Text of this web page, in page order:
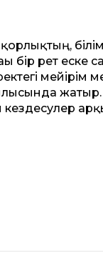
бір рет еске
мейірім